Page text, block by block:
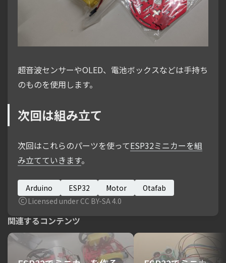
超音波センサーやOLED、電池ボックスなどは手持ち
のものを使用します。
次回は組み立て
次回はこれらのパーツを使ってESP32ミニカーを組
み立てていきます。
Arduino ESP32 Motor
Otafab
Licensed under CC BY-SA 4.0
関連するコンテンツ